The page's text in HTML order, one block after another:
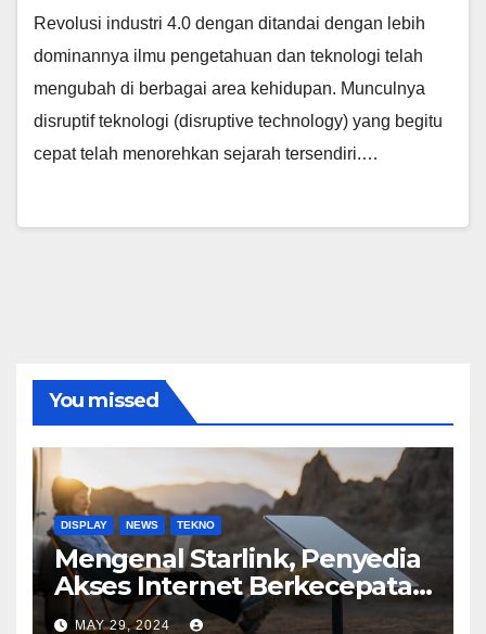
Revolusi industri 4.0 dengan ditandai dengan lebih
dominannya ilmu pengetahuan dan teknologi telah
mengubah di berbagai area kehidupan. Munculnya
disruptif teknologi (disruptive technology) yang begitu
cepat telah menorehkan sejarah tersendiri.…
You missed
DISPLAY NEWS TEKNO
Mengenal Starlink, Penyedia
Akses Internet Berkecepatan
Tinggi
MAY 29, 2024